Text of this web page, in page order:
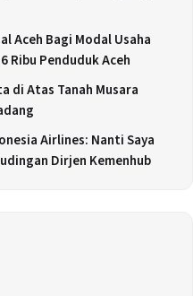
Aceh Bagi Modal Usaha
Ribu Penduduk Aceh
di Atas Tanah Musara
Airlines: Nanti Saya
Dirjen Kemenhub